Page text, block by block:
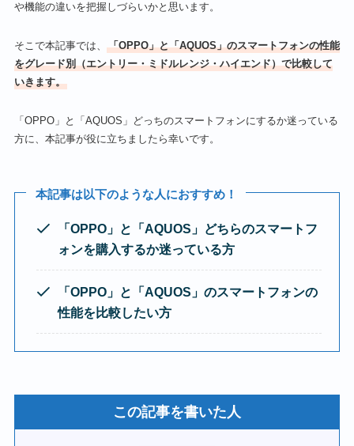
や機能の違いを把握しづらいかと思います。
そこで本記事では、
「OPPO」と「AQUOS」のスマートフォンの性能
をグレード別（エントリー・ミドルレンジ・ハイエンド）で比較して
いきます。
「OPPO」と「AQUOS」どっちのスマートフォンにするか迷っている
方に、本記事が役に立ちましたら幸いです。
本記事は以下のような人におすすめ！
「OPPO」と「AQUOS」どちらのスマートフ
ォンを購入するか迷っている方
「OPPO」と「AQUOS」のスマートフォンの
性能を比較したい方
この記事を書いた人